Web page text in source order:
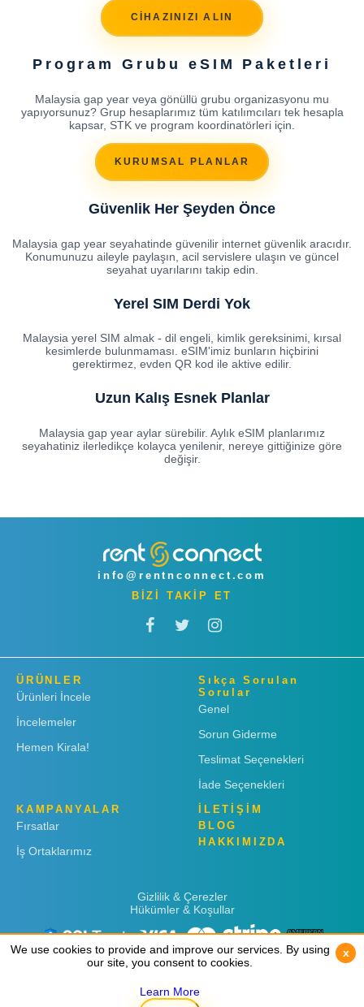
CİHAZINIZI ALIN
Program Grubu eSIM Paketleri
Malaysia gap year veya gönüllü grubu organizasyonu mu
yapıyorsunuz? Grup hesaplarımız tüm katılımcıları tek hesapla
kapsar, STK ve program koordinatörleri için.
KURUMSAL PLANLAR
Güvenlik Her Şeyden Önce
Malaysia gap year seyahatinde güvenilir internet güvenlik aracıdır.
Konumunuzu aileyle paylaşın, acil servislere ulaşın ve güncel
seyahat uyarılarını takip edin.
Yerel SIM Derdi Yok
Malaysia yerel SIM almak - dil engeli, kimlik gereksinimi, kırsal
kesimlerde bulunmaması. eSIM'imiz bunların hiçbirini
gerektirmez, evden QR kod ile aktive edilir.
Uzun Kalış Esnek Planlar
Malaysia gap year aylar sürebilir. Aylık eSIM planlarımız
seyahatiniz ilerledikçe kolayca yenilenir, nereye gittiğinize göre
değişir.
info@rentnconnect.com
BİZİ TAKİP ET
ÜRÜNLER
Ürünleri İncele
İncelemeler
Hemen Kirala!
Sıkça Sorulan
Sorular
Genel
Sorun Giderme
Teslimat Seçenekleri
İade Seçenekleri
KAMPANYALAR
Fırsatlar
İş Ortaklarımız
İLETİŞİM
BLOG
HAKKIMIZDA
Gizlilik & Çerezler
Hükümler & Koşullar
We use cookies to provide and improve our services. By using
our site, you consent to cookies.
Learn More
x
We use cookies to provide and improve our services. By using
our site, you consent to cookies.
Learn More
x